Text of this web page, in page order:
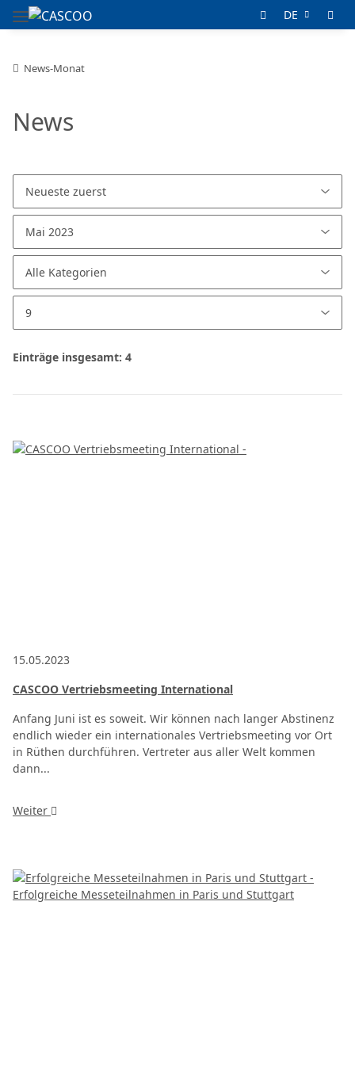
DE
News-Monat
News
Einträge insgesamt: 4
15.05.2023
CASCOO Vertriebsmeeting International
Anfang Juni ist es soweit. Wir können nach langer Abstinenz
endlich wieder ein internationales Vertriebsmeeting vor Ort
in Rüthen durchführen. Vertreter aus aller Welt kommen
dann...
Weiter